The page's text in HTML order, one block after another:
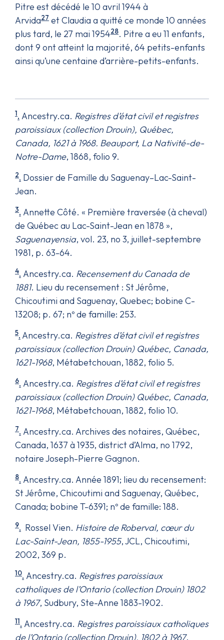
Pitre est décédé le 10 avril 1944 à
Arvida27 et Claudia a quitté ce monde 10 années
plus tard, le 27 mai 195428. Pitre a eu 11 enfants,
dont 9 ont atteint la majorité, 64 petits-enfants
ainsi qu’une centaine d’arrière-petits-enfants.
1. Ancestry.ca. Registres d’état civil et registres
paroissiaux (collection Drouin), Québec,
Canada, 1621 à 1968. Beauport, La Nativité-de-
Notre-Dame, 1868, folio 9.
2. Dossier de Famille du Saguenay–Lac-Saint-
Jean.
3. Annette Côté. « Première traversée (à cheval)
de Québec au Lac-Saint-Jean en 1878 »,
Saguenayensia, vol. 23, no 3, juillet-septembre
1981, p. 63-64.
4. Ancestry.ca. Recensement du Canada de
1881. Lieu du recensement : St Jérôme,
Chicoutimi and Saguenay, Quebec; bobine C-
13208; p. 67; nº de famille: 253.
5.Ancestry.ca. Registres d’état civil et registres
paroissiaux (collection Drouin) Québec, Canada,
1621-1968, Métabetchouan, 1882, folio 5.
6. Ancestry.ca. Registres d’état civil et registres
paroissiaux (collection Drouin) Québec, Canada,
1621-1968, Métabetchouan, 1882, folio 10.
7. Ancestry.ca. Archives des notaires, Québec,
Canada, 1637 à 1935, district d’Alma, no 1792,
notaire Joseph-Pierre Gagnon.
8. Ancestry.ca. Année 1891; lieu du recensement:
St Jérôme, Chicoutimi and Saguenay, Québec,
Canada; bobine T-6391; nº de famille: 188.
9. Rossel Vien. Histoire de Roberval, cœur du
Lac-Saint-Jean, 1855-1955, JCL, Chicoutimi,
2002, 369 p.
10. Ancestry.ca. Registres paroissiaux
catholiques de l’Ontario (collection Drouin) 1802
à 1967, Sudbury, Ste-Anne 1883-1902.
11. Ancestry.ca. Registres paroissiaux catholiques
de l’Ontario (collection Drouin), 1802 à 1967.